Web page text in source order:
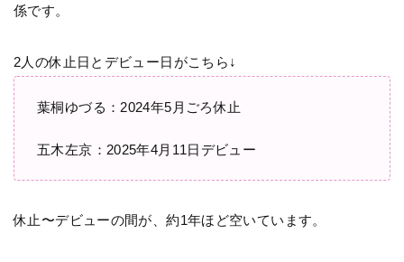
係です。
2人の休止日とデビュー日がこちら↓
葉桐ゆづる：2024年5月ごろ休止
五木左京：2025年4月11日デビュー
休止〜デビューの間が、約1年ほど空いています。